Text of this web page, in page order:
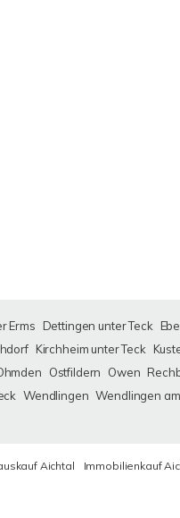
Erms Dettingen unter Teck
Kirchheim unter Teck
Ostfildern Owen
Wendlingen Wendlingen
Aichtal Immobilienkauf